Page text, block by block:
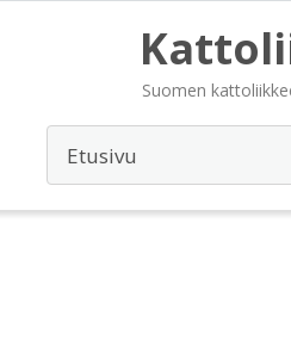
Suomen